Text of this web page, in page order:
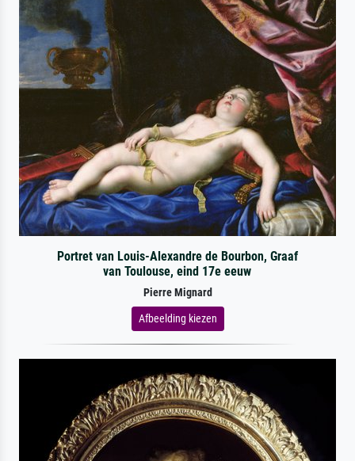
Portret van Louis-Alexandre de Bourbon, Graaf
van Toulouse, eind 17e eeuw
Pierre Mignard
Afbeelding kiezen